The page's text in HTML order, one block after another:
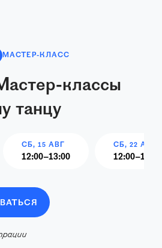
МАСТЕР-КЛАСС
классы
танцу
СБ, 15 АВГ
12:00–13:00
СБ, 22 АВГ
12:00–13:00